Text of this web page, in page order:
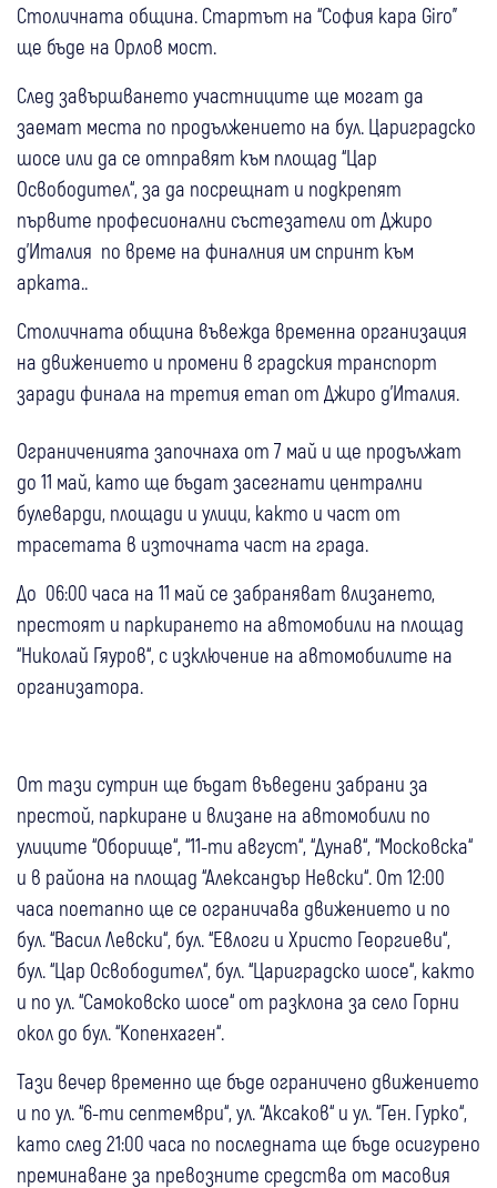
Столичната община. Стартът на “София кара Giro”
ще бъде на Орлов мост.
След завършването участниците ще могат да
заемат места по продължението на бул. Цариградско
шосе или да се отправят към площад “Цар
Освободител“, за да посрещнат и подкрепят
първите професионални състезатели от Джиро
д'Италия по време на финалния им спринт към
арката..
Столичната община въвежда временна организация
на движението и промени в градския транспорт
заради финала на третия етап от Джиро д'Италия.
Ограниченията започнаха от 7 май и ще продължат
до 11 май, като ще бъдат засегнати централни
булеварди, площади и улици, както и част от
трасетата в източната част на града.
До 06:00 часа на 11 май се забраняват влизането,
престоят и паркирането на автомобили на площад
“Николай Гяуров“, с изключение на автомобилите на
организатора.
От тази сутрин ще бъдат въведени забрани за
престой, паркиране и влизане на автомобили по
улиците “Оборище“, “11-ти август“, “Дунав“, “Московска“
и в района на площад “Александър Невски“. От 12:00
часа поетапно ще се ограничава движението и по
бул. “Васил Левски“, бул. “Евлоги и Христо Георгиеви“,
бул. “Цар Освободител“, бул. “Цариградско шосе“, както
и по ул. “Самоковско шосе“ от разклона за село Горни
окол до бул. “Копенхаген“.
Тази вечер временно ще бъде ограничено движението
и по ул. “6-ти септември“, ул. “Аксаков“ и ул. “Ген. Гурко“,
като след 21:00 часа по последната ще бъде осигурено
преминаване за превозните средства от масовия